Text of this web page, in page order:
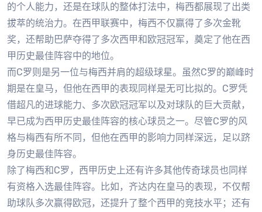
的个人能力，还是在球队的整体打法中，梅西都展现了出类
拔萃的统治力。在西甲联赛中，梅西不仅赢得了多次金靴
奖，还帮助巴萨夺得了多次西甲和欧冠冠军，奠定了他在西
甲历史最佳阵容中的地位。
而C罗则是另一位与梅西并肩的超级球星。虽然C罗的巅峰时
期是在皇马，但他在西甲的表现同样是无可比拟的。C罗凭
借超凡的进球能力、多次欧冠冠军以及对球队的巨大贡献，
早已成为西甲历史最佳阵容的核心球员之一。尽管C罗的风
格与梅西有所不同，但他在西甲的影响力同样深远，足以跻
身历史最佳阵容。
除了梅西和C罗，西甲历史上还有许多其他传奇球员也同样
有资格入选最佳阵容。比如，齐达内在皇马的表现，不仅帮
助球队多次赢得欧冠，还提升了整个西甲的竞技水平；还有